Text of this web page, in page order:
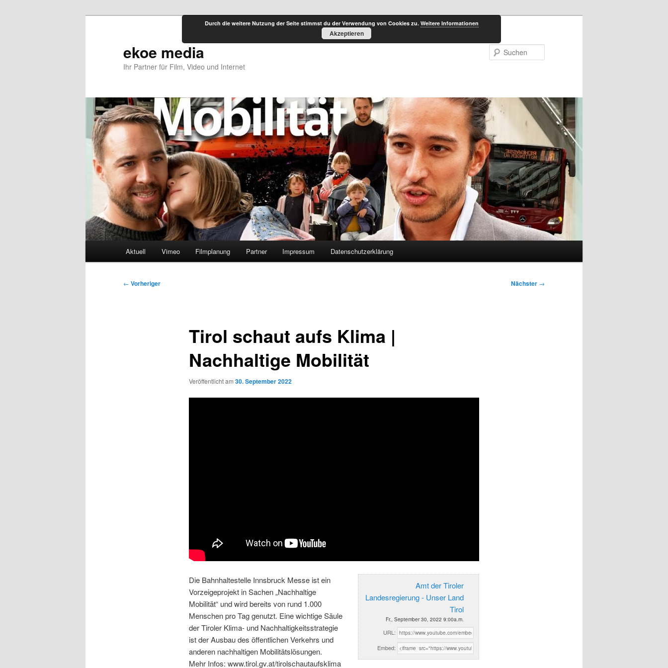
ekoe media
Ihr Partner für Film, Video und Internet
Aktuell Vimeo Filmplanung Partner Impressum Datenschutzerklärung
Beitragsnavigation
← Vorheriger Nächster →
Tirol schaut aufs Klima |
Nachhaltige Mobilität
Veröffentlicht am 30. September 2022
Amt der Tiroler
Landesregierung - Unser Land
Tirol
Fr., September 30, 2022 9:00a.m.
URL:
Embed:
Die Bahnhaltestelle Innsbruck Messe ist ein
Vorzeigeprojekt in Sachen „Nachhaltige
Mobilität“ und wird bereits von rund 1.000
Menschen pro Tag genutzt. Eine wichtige Säule
der Tiroler Klima- und Nachhaltigkeitsstrategie
ist der Ausbau des öffentlichen Verkehrs und
anderen nachhaltigen Mobilitätslösungen.
Mehr Infos: www.tirol.gv.at/tirolschautaufsklima
Durch die weitere Nutzung der Seite stimmst du der Verwendung von Cookies zu. Weitere Informationen
Akzeptieren